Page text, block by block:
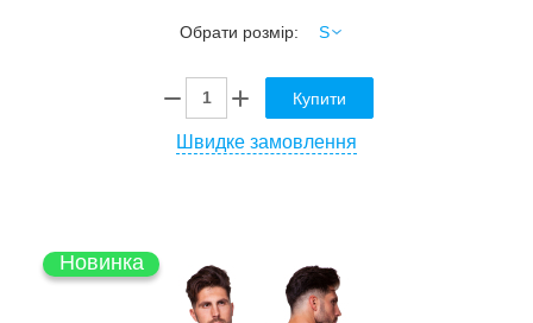
Обрати розмір:
Купити
Швидке замовлення
Новинка